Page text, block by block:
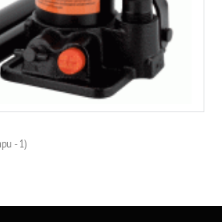
domkrats ar zemu tvērienu
līdz 109.02€
Izvēlēties variantus
- 1)